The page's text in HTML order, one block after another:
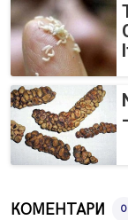
КОМЕНТАРИ 0